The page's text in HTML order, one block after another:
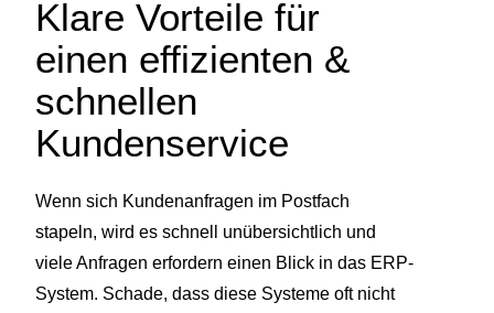
E‑Rechnungspflicht 2025
automatisiert, rechtssicher.
Dein Eigenbetrieb, überwacht durch uns
Casestudies
Termine und Events
Support Hub
Kontakt
Support & Service
Videochannel
Häufige Fragen
Handbuch
Downloads
Klare Vorteile für
einen effizienten &
schnellen
Kundenservice
Wenn sich Kundenanfragen im Postfach
stapeln, wird es schnell unübersichtlich und
viele Anfragen erfordern einen Blick in das ERP-
System. Schade, dass diese Systeme oft nicht